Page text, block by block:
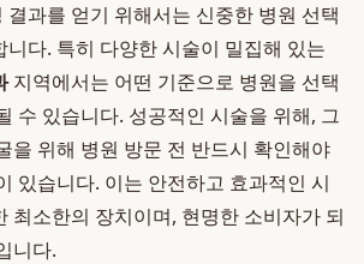
결과를 얻기 위해서는 신중한 병원 선택
니다. 특히 다양한 시술이 밀집해 있는
지역에서는 어떤 기준으로 병원을 선택
수 있습니다. 성공적인 시술을 위해, 그
을 위해 병원 방문 전 반드시 확인해야
있습니다. 이는 안전하고 효과적인 시
최소한의 장치이며, 현명한 소비자가 되
니다.